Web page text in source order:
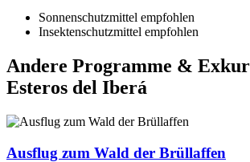
Sonnenschutzmittel empfohlen
Insektenschutzmittel empfohlen
Andere Programme &
Esteros del Iberá
Ausflug zum Wald der Brüllaffen